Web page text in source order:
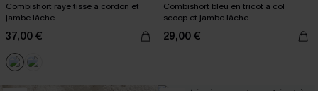
Combishort rayé tissé à cordon et
jambe lâche
37,00 €
Combishort bleu en tricot à col
scoop et jambe lâche
29,00 €